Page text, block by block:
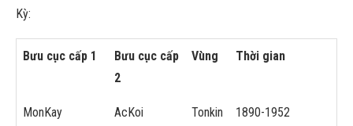
Kỳ:
Bưu cục cấp 1
Bưu cục cấp
2
Vùng Thời gian
MonKay
AcKoi
Tonkin
1890-1952